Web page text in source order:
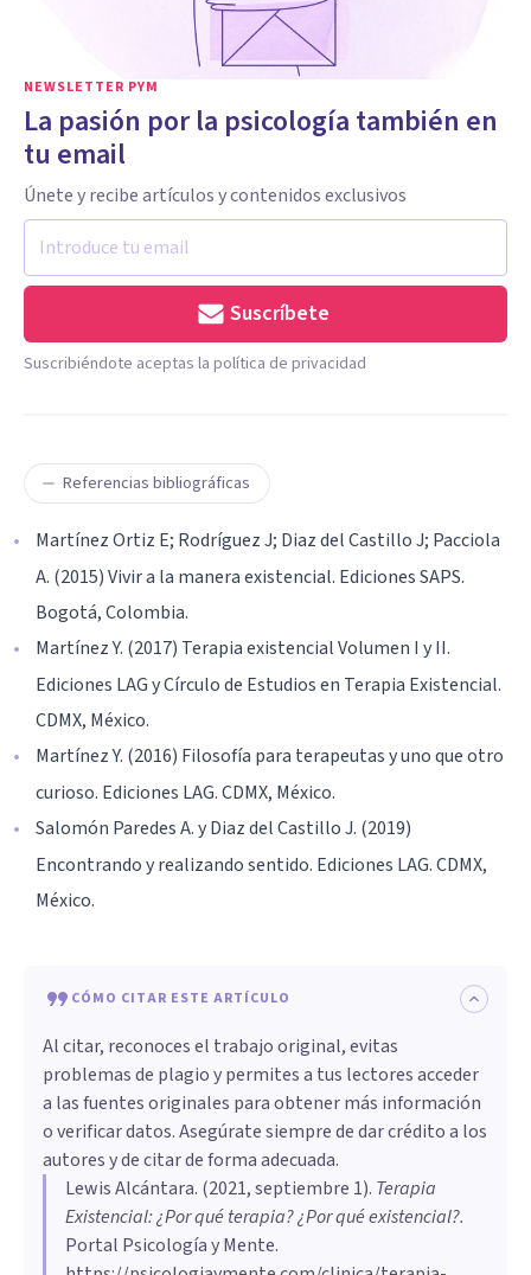
NEWSLETTER PYM
La pasión por la psicología también en
tu email
Únete y recibe artículos y contenidos exclusivos
Suscríbete
Suscribiéndote aceptas la política de privacidad
Referencias bibliográficas
Martínez Ortiz E; Rodríguez J; Diaz del Castillo J; Pacciola
A. (2015) Vivir a la manera existencial. Ediciones SAPS.
Bogotá, Colombia.
Martínez Y. (2017) Terapia existencial Volumen I y II.
Ediciones LAG y Círculo de Estudios en Terapia Existencial.
CDMX, México.
Martínez Y. (2016) Filosofía para terapeutas y uno que otro
curioso. Ediciones LAG. CDMX, México.
Salomón Paredes A. y Diaz del Castillo J. (2019)
Encontrando y realizando sentido. Ediciones LAG. CDMX,
México.
CÓMO CITAR ESTE ARTÍCULO
Al citar, reconoces el trabajo original, evitas
problemas de plagio y permites a tus lectores acceder
a las fuentes originales para obtener más información
o verificar datos. Asegúrate siempre de dar crédito a los
autores y de citar de forma adecuada.
Lewis Alcántara. (2021, septiembre 1). Terapia
Existencial: ¿Por qué terapia? ¿Por qué existencial?.
Portal Psicología y Mente.